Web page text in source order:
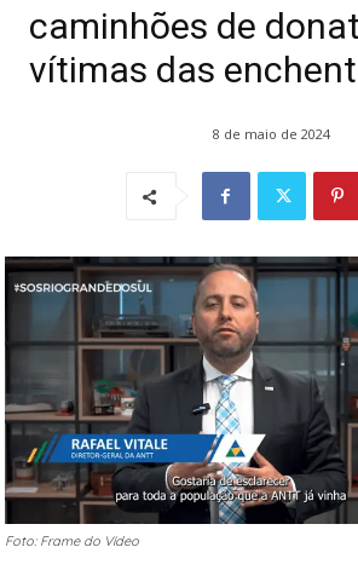
caminhões de
vítimas das
8 de maio de 2024
Foto: Frame do Vídeo